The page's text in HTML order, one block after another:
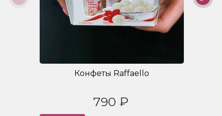
Конфеты Raffaello
790 ₽